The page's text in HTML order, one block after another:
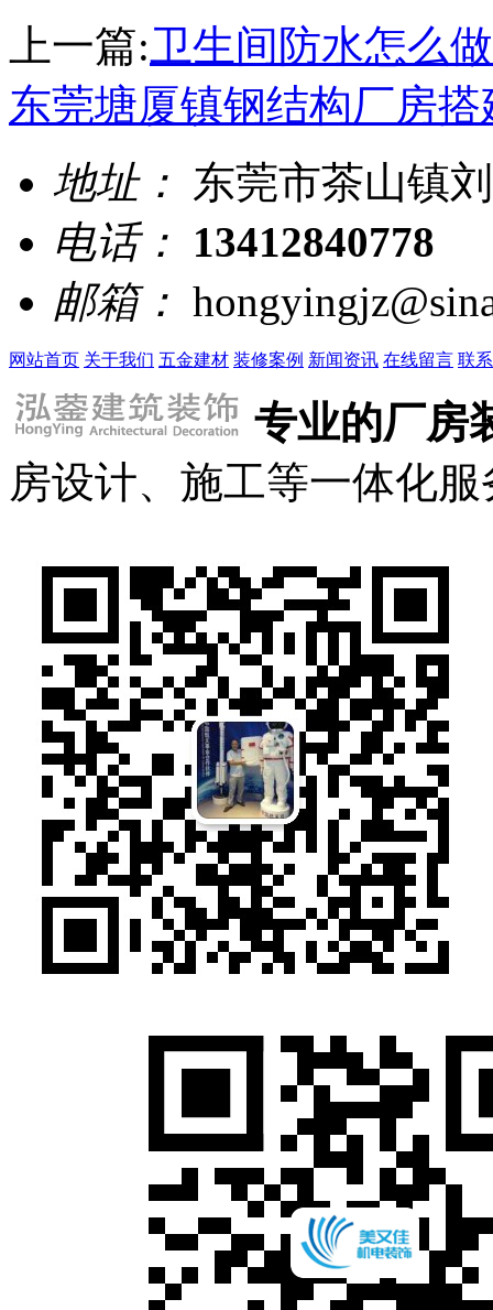
上一篇:卫生间防水怎么
东莞塘厦镇钢结构厂房
地址： 东莞市茶山镇
电话： 13412840778
邮箱：
网站首页 关于我们 五金建材 装修案例 新闻资讯 在线留言 联
专业的厂房
房设计、施工等一体化服